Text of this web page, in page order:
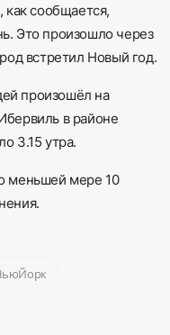
как сообщается,
Это произошло через
встретил Новый год.
произошёл на
в районе
3.15 утра.
меньшей мере 10